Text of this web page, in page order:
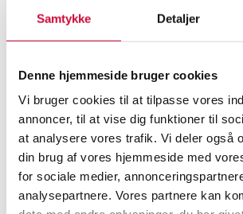
Samtykke Detaljer
Denne hjemmeside bruger cookies
Vi bruger cookies til at tilpasse vores
annoncer, til at vise dig funktioner til
at analysere vores trafik. Vi deler også
din brug af vores hjemmeside med
for sociale medier,
analysepartnere. Vores partnere kan
Øreringe
Et par ørestikker af
kvarts. (2)
SHOWROOM
Hørsholm
VURDERING
DKK 15.000 6518328